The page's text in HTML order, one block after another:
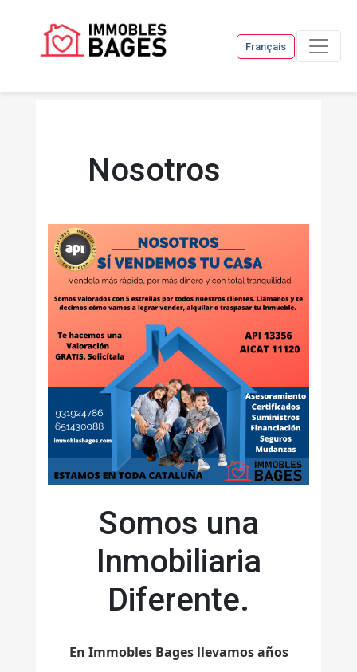
Français
Nosotros
Somos una
Inmobiliaria
Diferente.
En Immobles Bages llevamos años